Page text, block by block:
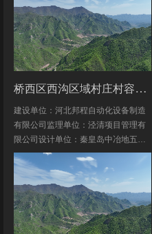
桥西区西沟区域村庄村容村貌改造提升及基础设施建设项目堆料场土地复垦验收资料
建设单位：河北邦程自动化设备制造
有限公司监理单位：泾清项目管理有
限公司设计单位：秦皇岛中冶地五一
五勘测有限公司施工单位：河北康安
劳务派遣有限公司桥西区西沟区域村
庄村容村貌改造提升及基础设施建设
项目堆料...